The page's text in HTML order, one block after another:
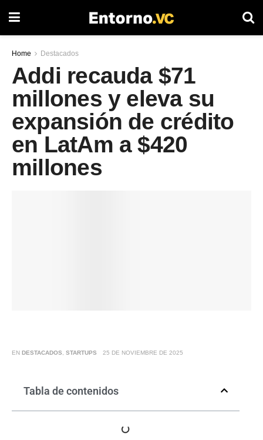
Home Destacados
Addi recauda $71
millones y eleva su
expansión de crédito
en LatAm a $420
millones
EN DESTACADOS STARTUPS 25 DE NOVIEMBRE DE 2025
Tabla de contenidos